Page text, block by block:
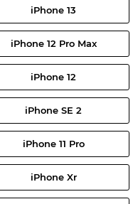
iPhone 13
iPhone 12 Pro Max
iPhone 12
iPhone SE 2
iPhone 11 Pro
iPhone Xr